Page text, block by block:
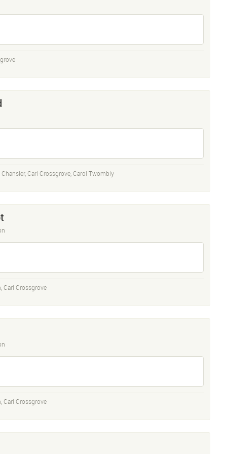
, Carl Crossgrove Carol Twombly
Carl Crossgrove
Carl Crossgrove